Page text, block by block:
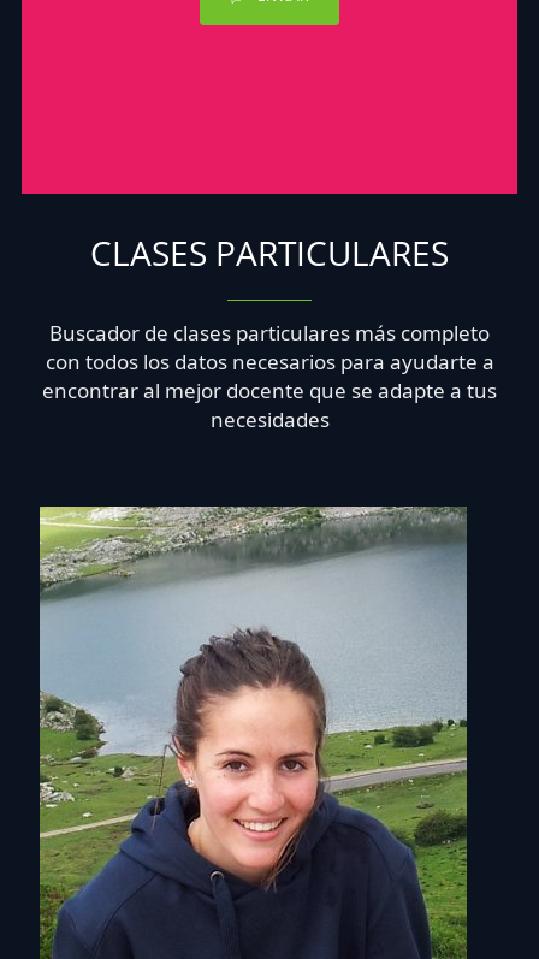
CLASES PARTICULARES
Buscador de clases particulares más completo
con todos los datos necesarios para ayudarte a
encontrar al mejor docente que se adapte a tus
necesidades